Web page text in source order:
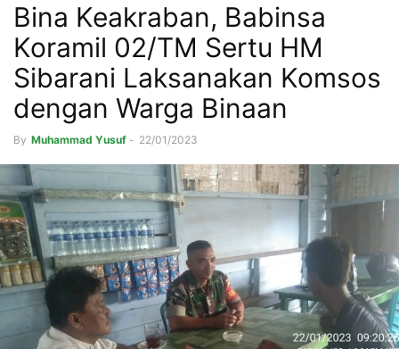
Bina Keakraban, Babinsa
Koramil 02/TM Sertu HM
Sibarani Laksanakan Komsos
dengan Warga Binaan
By Muhammad Yusuf - 22/01/2023